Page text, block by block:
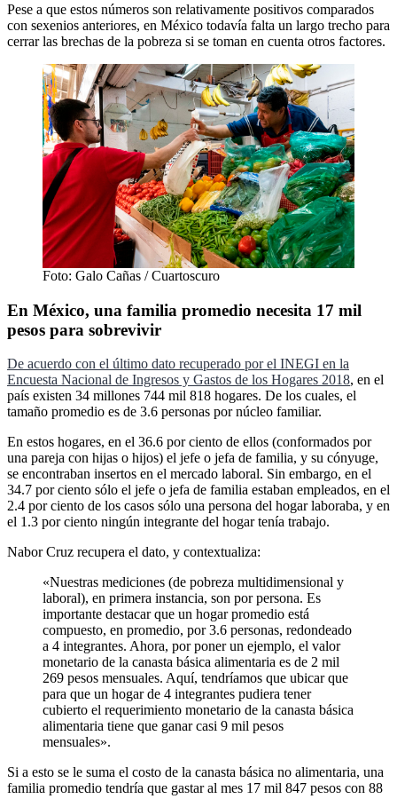
Pese a que estos números son relativamente positivos comparados
con sexenios anteriores, en México todavía falta un largo trecho para
cerrar las brechas de la pobreza si se toman en cuenta otros factores.
Foto: Galo Cañas / Cuartoscuro
En México, una familia promedio necesita 17 mil
pesos para sobrevivir
De acuerdo con el último dato recuperado por el INEGI en la
Encuesta Nacional de Ingresos y Gastos de los Hogares 2018, en el
país existen 34 millones 744 mil 818 hogares. De los cuales, el
tamaño promedio es de 3.6 personas por núcleo familiar.
En estos hogares, en el 36.6 por ciento de ellos (conformados por
una pareja con hijas o hijos) el jefe o jefa de familia, y su cónyuge,
se encontraban insertos en el mercado laboral. Sin embargo, en el
34.7 por ciento sólo el jefe o jefa de familia estaban empleados, en el
2.4 por ciento de los casos sólo una persona del hogar laboraba, y en
el 1.3 por ciento ningún integrante del hogar tenía trabajo.
Nabor Cruz recupera el dato, y contextualiza:
«Nuestras mediciones (de pobreza multidimensional y
laboral), en primera instancia, son por persona. Es
importante destacar que un hogar promedio está
compuesto, en promedio, por 3.6 personas, redondeado
a 4 integrantes. Ahora, por poner un ejemplo, el valor
monetario de la canasta básica alimentaria es de 2 mil
269 pesos mensuales. Aquí, tendríamos que ubicar que
para que un hogar de 4 integrantes pudiera tener
cubierto el requerimiento monetario de la canasta básica
alimentaria tiene que ganar casi 9 mil pesos
mensuales».
Si a esto se le suma el costo de la canasta básica no alimentaria, una
familia promedio tendría que gastar al mes 17 mil 847 pesos con 88